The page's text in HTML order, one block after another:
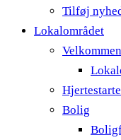
Tilføj
Lokalområdet
Bolig